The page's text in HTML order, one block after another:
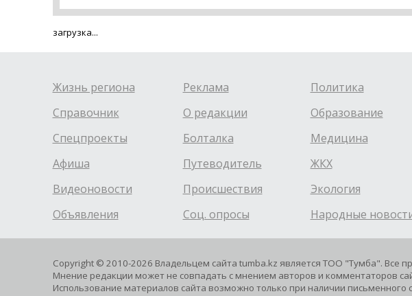
загрузка...
Жизнь региона
Справочник
Спецпроекты
Афиша
Видеоновости
Объявления
Реклама
О редакции
Болталка
Путеводитель
Происшествия
Соц. опросы
Политика
Образование
Медицина
ЖКХ
Экология
Народные
Copyright © 2010-2026 Владельцем сайта tumba.kz является ТОО "Тумба". Все
Мнение редакции может не совпадать с мнением авторов и комментаторов
Использование материалов сайта возможно только при наличии письменного